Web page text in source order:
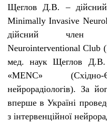
Щеглов Д.В. – д
Minimally Invasive
дійсний член
Neurointerventional Club
мед. наук Щеглов Д.В.
«MENC» (Східно-
нейрорадіологів). За
вперше в Україні
з інтервенційної